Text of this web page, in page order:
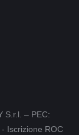
S.r.l. – PEC:
Iscrizione ROC